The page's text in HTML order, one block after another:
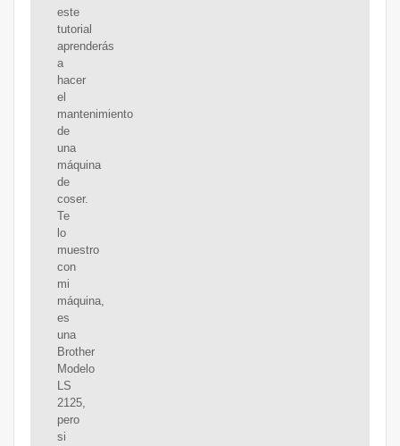
este
tutorial
aprenderás
a
hacer
el
mantenimiento
de
una
máquina
de
coser.
Te
lo
muestro
con
mi
máquina,
es
una
Brother
Modelo
LS
2125,
pero
si